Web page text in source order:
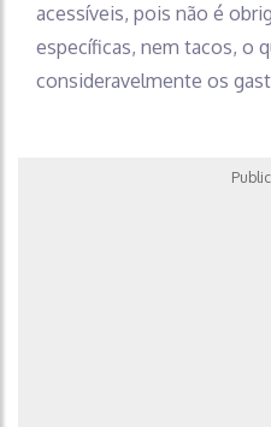
acessíveis, pois não é
específicas, nem tacos, o
consideravelmente os